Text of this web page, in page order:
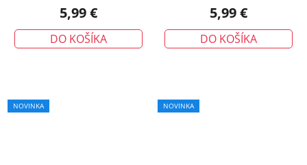
5,99 €
DO KOŠÍKA
5,99 €
DO KOŠÍKA
NOVINKA NOVINKA